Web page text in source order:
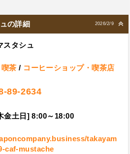
2026/2/9
の詳細
スタシュ
茶 / コーヒーショップ・喫茶店
89-2634
金土日] 8:00～18:00
takayam
caf-mustache